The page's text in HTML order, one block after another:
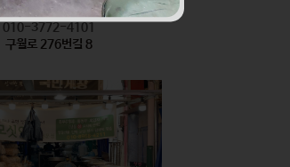
식품
010-3772-4101
구월로 276번길 8